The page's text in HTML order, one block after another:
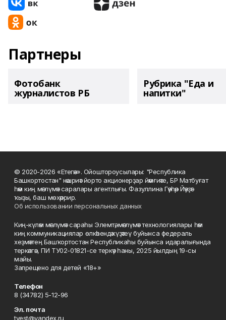
Партнеры
Фотобанк
журналистов РБ
Рубрика "Еда и
напитки"
© 2020-2026 «Етегән». Ойоштороусылары: "Республика
Башкортостан" нәшриәт йорто акционерҙар йәмғиәте, БР Матбуғат
һәм киң мәғлүмәт саралары агентлығы. Фазуллина Гәүһәр Йәүҙәт
ҡыҙы, баш мөхәррир.
Об использовании персональных данных
Киң-күләм мәғлүмәт сараһы Элемтә, мәғлүмәт технологиялары һәм
киң коммуникациялар өлкәһендә күҙәтеү буйынса федераль
хеҙмәттең Башҡортостан Республикаһы буйынса идаралығында
теркәлгән, ПИ ТУ02-01821-се теркәү һаны, 2025 йылдың 19-сы
майы.
Запрещено для детей «18+»
Телефон
8 (34782) 5-12-96
Эл. почта
tvest@yandex.ru